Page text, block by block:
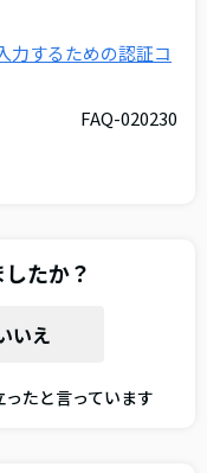
力するための認証コ
FAQ-020230
たか？
いえ
たと言っています